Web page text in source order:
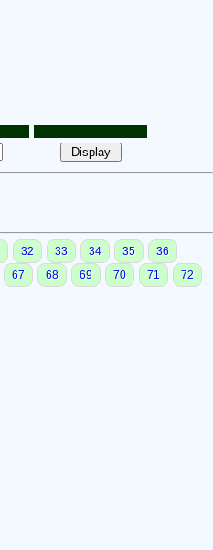
32 33 34 35
36
67 68 69 70 71
72